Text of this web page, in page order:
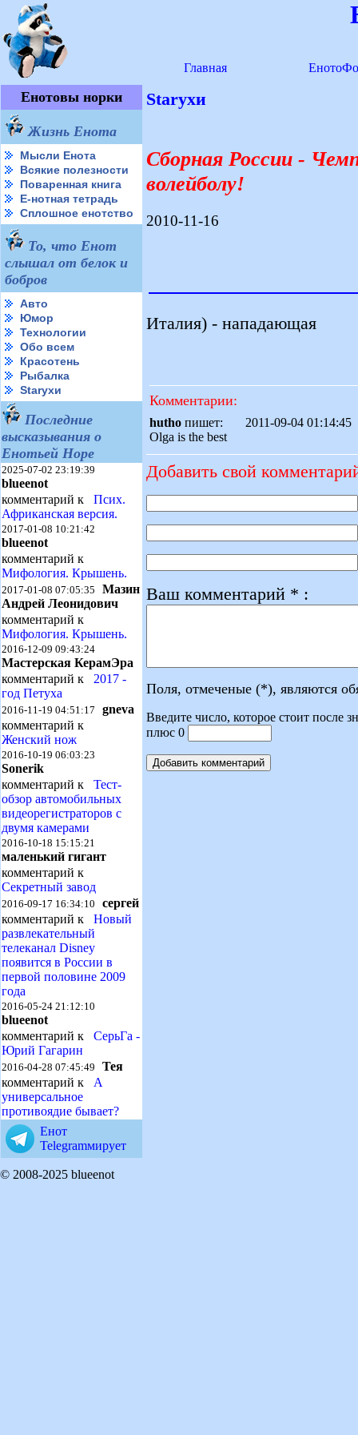
Главная
Енотовы норки
Жизнь Енота
Мысли Енота
Всякие полезности
Поваренная книга
Е-нотная тетрадь
Сплошное енотство
То, что Енот
слышал от белок и
бобров
Авто
Юмор
Технологии
Обо всем
Красотень
Рыбалка
Starухи
Последние
высказывания о
Енотьей Норе
2025-07-02 23:19:39
blueenot
комментарий к Псих.
Африканская версия.
2017-01-08 10:21:42
blueenot
комментарий к
Мифология. Крышень.
2017-01-08 07:05:35 Мазин
Андрей Леонидович
комментарий к
Мифология. Крышень.
2016-12-09 09:43:24
Мастерская КерамЭра
комментарий к 2017 -
год Петуха
2016-11-19 04:51:17 gneva
комментарий к
Женский нож
2016-10-19 06:03:23
Sonerik
комментарий к Тест-
обзор автомобильных
видеорегистраторов с
двумя камерами
2016-10-18 15:15:21
маленький гигант
комментарий к
Секретный завод
2016-09-17 16:34:10 сергей
комментарий к Новый
развлекательный
телеканал Disney
появится в России в
первой половине 2009
года
2016-05-24 21:12:10
blueenot
комментарий к СерьГа -
Юрий Гагарин
2016-04-28 07:45:49 Тея
комментарий к А
универсальное
противоядие бывает?
Енот
Telegramмирует
Starухи
Сборная России -
волейболу!
2010-11-16
Италия) - нападающая
Комментарии:
hutho пишет: 2011-09-04
Olga is the best
Добавить свой
Ваш комментарий * :
Поля, отмеченые (*), являются
Введите число, которое стоит после
плюс 0
© 2008-2025 blueenot